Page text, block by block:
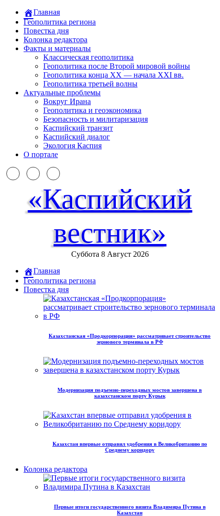
Главная
Геополитика региона
Повестка дня
Колонка редактора
Факты и материалы
Классическая геополитика
Геополитика после Второй мировой войны
Геополитика конца XX — начала XXI вв.
Геополитика третьей волны
Актуальные проблемы
Вокруг Ирана
Геополитика и геоэкономика
Безопасность и милитаризация
Каспийский транзит
Каспийский диалог
Экология Каспия
О портале
«Каспийский
вестник»
Суббота 8 Август 2026
Главная
Геополитика региона
Повестка дня
Казахстанская «Продкорпорация» рассматривает строительство
зернового терминала в РФ
Модернизация подъемно-переходных мостов завершена в
казахстанском порту Курык
Казахстан впервые отправил удобрения в Великобританию по
Среднему коридору
Колонка редактора
Первые итоги государственного визита Владимира Путина в
Казахстан